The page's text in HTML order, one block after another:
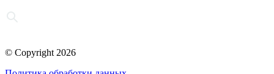
© Copyright 2026